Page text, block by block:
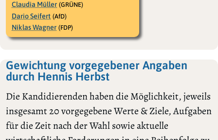
Claudia Müller (GRÜNE)
Dario Seifert (AfD)
Niklas Wagner (FDP)
Gewichtung vorgegebener Angaben
durch Hennis Herbst
Die Kandidierenden haben die Möglichkeit, jeweils
insgesamt 20 vorgegebene Werte & Ziele, Aufgaben
für die Zeit nach der Wahl sowie aktuelle